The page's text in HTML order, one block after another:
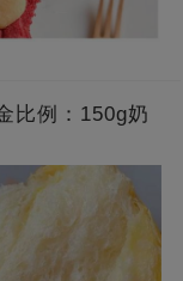
比例：150g奶